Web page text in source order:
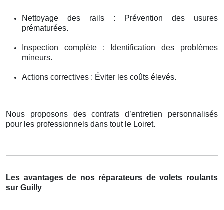
Nettoyage des rails : Prévention des usures
prématurées.
Inspection complète : Identification des problèmes
mineurs.
Actions correctives : Éviter les coûts élevés.
Nous proposons des contrats d’entretien personnalisés
pour les professionnels dans tout le Loiret.
Les avantages de nos réparateurs de volets roulants
sur Guilly